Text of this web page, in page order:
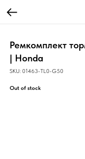
Ремкомплект
| Honda
SKU: 01463-TL0-G50
Out of stock